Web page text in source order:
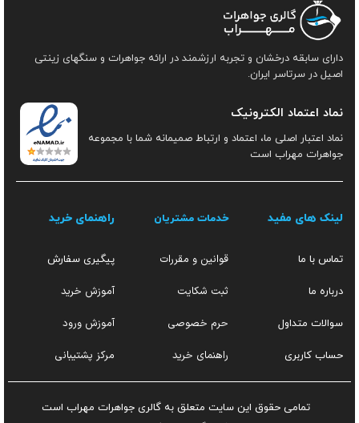
دارای سابقه درخشان و تجربه ارزشمند در ارائه جواهرات و سنگهای زینتی
اصیل در سرتاسر ایران.
نماد اعتماد الکترونیک
نماد اعتبار اصلی ما، اعتماد و ارتباط صمیمانه شما با مجموعه
جواهرات مهراب است
لینک های مفید
تماس با ما
درباره ما
سوالات متداول
حساب کاربری
خدمات مشتریان
قوانین و مقررات
ثبت شکایت
حرم خصوصی
راهنمای خرید
راهنمای خرید
پیگیری سفارش
آموزش خرید
آموزش ورود
مرکز پشتیبانی
تمامی حقوق این سایت متعلق به گالری جواهرات مهراب است